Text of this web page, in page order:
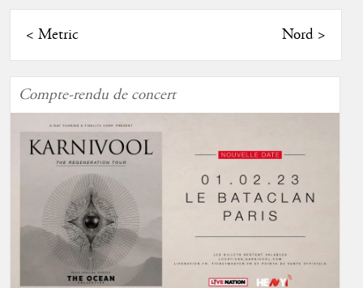
< Metric Nord>
Compte-rendu de concert